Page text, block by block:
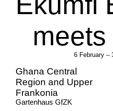
6 February –
Ghana Central
Region and Upper
Frankonia
Gartenhaus GfZK